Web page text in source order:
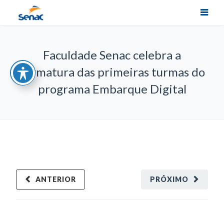
Faculdade Senac celebra a
formatura das primeiras turmas do
programa Embarque Digital
PRÓXIMO
ANTERIOR